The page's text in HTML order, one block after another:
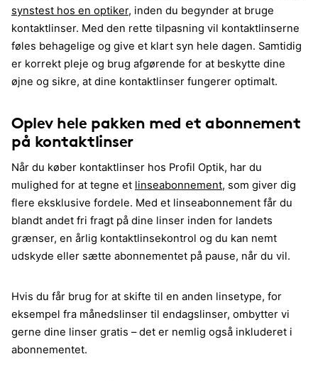
synstest hos en optiker, inden du begynder at bruge
kontaktlinser. Med den rette tilpasning vil kontaktlinserne
føles behagelige og give et klart syn hele dagen. Samtidig
er korrekt pleje og brug afgørende for at beskytte dine
øjne og sikre, at dine kontaktlinser fungerer optimalt.
Oplev hele pakken med et abonnement
på kontaktlinser
Når du køber kontaktlinser hos Profil Optik, har du
mulighed for at tegne et linseabonnement, som giver dig
flere eksklusive fordele. Med et linseabonnement får du
blandt andet fri fragt på dine linser inden for landets
grænser, en årlig kontaktlinsekontrol og du kan nemt
udskyde eller sætte abonnementet på pause, når du vil.
Hvis du får brug for at skifte til en anden linsetype, for
eksempel fra månedslinser til endagslinser, ombytter vi
gerne dine linser gratis – det er nemlig også inkluderet i
abonnementet.